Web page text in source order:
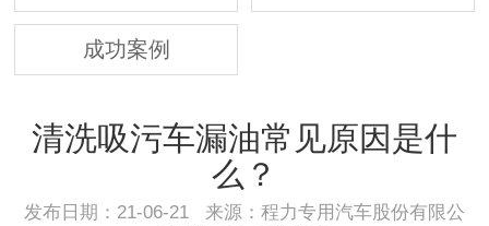
成功案例
清洗吸污车漏油常见原因是什
么？
发布日期：21-06-21 来源：程力专用汽车股份有限公